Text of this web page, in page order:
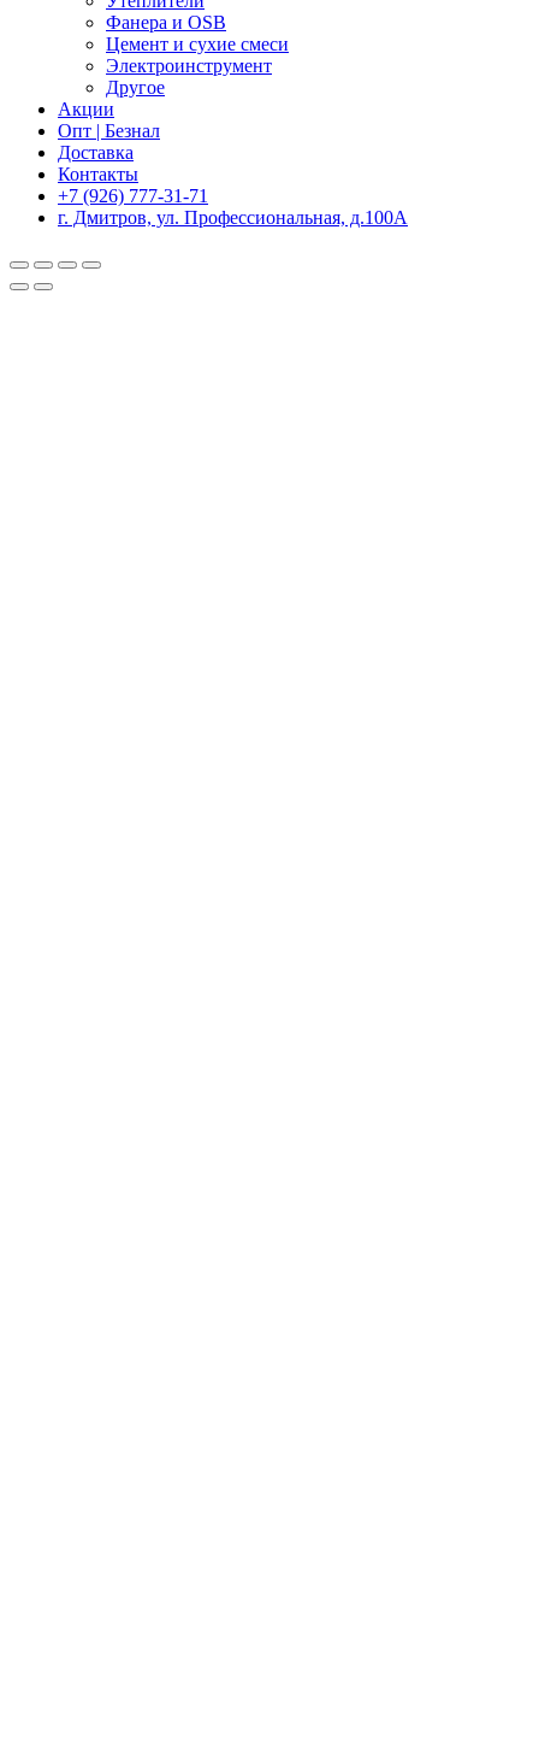
Фанера и OSB
Цемент и сухие смеси
Электроинструмент
Другое
Акции
Опт | Безнал
Доставка
Контакты
+7 (926) 777-31-71
г. Дмитров, ул. Профессиональная, д.100А